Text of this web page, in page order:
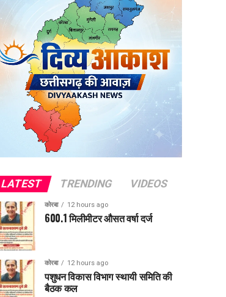
LATEST TRENDING VIDEOS
कोरबा 12 hours ago
600.1 मिलीमीटर औसत वर्षा दर्ज
कोरबा 12 hours ago
पशुधन विकास विभाग स्थायी समिति की
बैठक कल